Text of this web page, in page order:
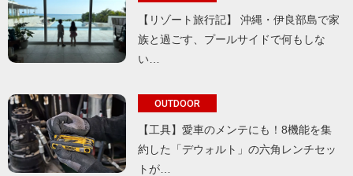
【リゾート旅行記】 沖縄・伊良部島で家
族と過ごす、プールサイドで何もしな
い…
OUTDOOR
【工具】愛車のメンテにも！8機能を集
約した「デウォルト」の六角レンチセッ
トが…